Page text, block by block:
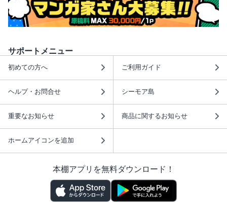
サポートメニュー
初めての方へ ご利用ガイド
ヘルプ・お問合せ シーモア島
重要なお知らせ 商品に関するお知らせ
ホームアイコンを追加
本棚アプリを無料ダウンロード！